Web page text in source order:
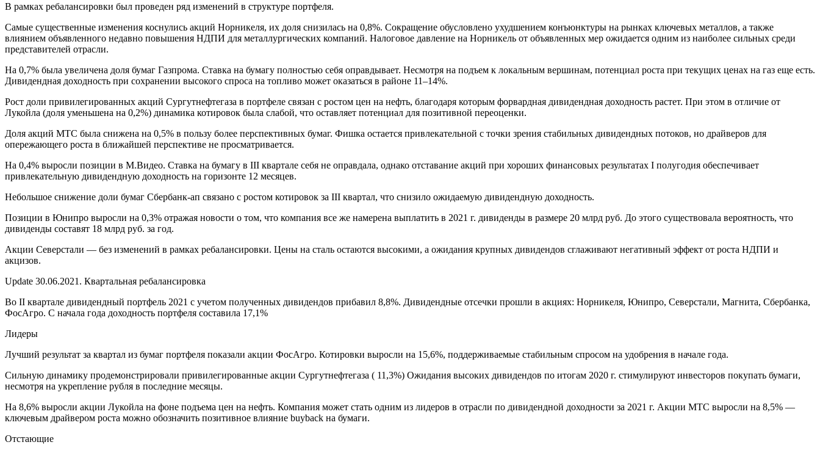
В рамках ребалансировки был проведен ряд изменений в структуре портфеля.
Самые существенные изменения коснулись акций Норникеля, их доля снизилась на 0,8%. Сокращение обусловлено ухудшением конъюнктуры на рынках ключевых металлов, а также
влиянием объявленного недавно повышения НДПИ для металлургических компаний. Налоговое давление на Норникель от объявленных мер ожидается одним из наиболее сильных среди
представителей отрасли.
На 0,7% была увеличена доля бумаг Газпрома. Ставка на бумагу полностью себя оправдывает. Несмотря на подъем к локальным вершинам, потенциал роста при текущих ценах на газ еще есть.
Дивидендная доходность при сохранении высокого спроса на топливо может оказаться в районе 11–14%.
Рост доли привилегированных акций Сургутнефтегаза в портфеле связан с ростом цен на нефть, благодаря которым форвардная дивидендная доходность растет. При этом в отличие от
Лукойла (доля уменьшена на 0,2%) динамика котировок была слабой, что оставляет потенциал для позитивной переоценки.
Доля акций МТС была снижена на 0,5% в пользу более перспективных бумаг. Фишка остается привлекательной с точки зрения стабильных дивидендных потоков, но драйверов для
опережающего роста в ближайшей перспективе не просматривается.
На 0,4% выросли позиции в М.Видео. Ставка на бумагу в III квартале себя не оправдала, однако отставание акций при хороших финансовых результатах I полугодия обеспечивает
привлекательную дивидендную доходность на горизонте 12 месяцев.
Небольшое снижение доли бумаг Сбербанк-ап связано с ростом котировок за III квартал, что снизило ожидаемую дивидендную доходность.
Позиции в Юнипро выросли на 0,3% отражая новости о том, что компания все же намерена выплатить в 2021 г. дивиденды в размере 20 млрд руб. До этого существовала вероятность, что
дивиденды составят 18 млрд руб. за год.
Акции Северстали — без изменений в рамках ребалансировки. Цены на сталь остаются высокими, а ожидания крупных дивидендов сглаживают негативный эффект от роста НДПИ и
акцизов.
Update 30.06.2021. Квартальная ребалансировка
Во II квартале дивидендный портфель 2021 с учетом полученных дивидендов прибавил 8,8%. Дивидендные отсечки прошли в акциях: Норникеля, Юнипро, Северстали, Магнита, Сбербанка,
ФосАгро. С начала года доходность портфеля составила 17,1%
Лидеры
Лучший результат за квартал из бумаг портфеля показали акции ФосАгро. Котировки выросли на 15,6%, поддерживаемые стабильным спросом на удобрения в начале года.
Сильную динамику продемонстрировали привилегированные акции Сургутнефтегаза ( 11,3%) Ожидания высоких дивидендов по итогам 2020 г. стимулируют инвесторов покупать бумаги,
несмотря на укрепление рубля в последние месяцы.
На 8,6% выросли акции Лукойла на фоне подъема цен на нефть. Компания может стать одним из лидеров в отрасли по дивидендной доходности за 2021 г. Акции МТС выросли на 8,5% —
ключевым драйвером роста можно обозначить позитивное влияние buyback на бумаги.
Отстающие